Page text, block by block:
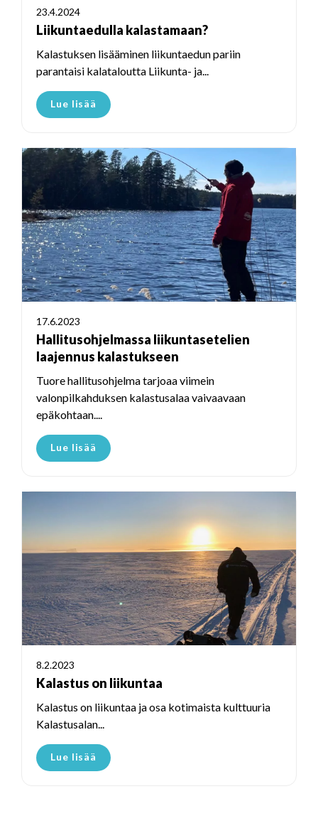
23.4.2024
Liikuntaedulla kalastamaan?
Kalastuksen lisääminen liikuntaedun pariin
parantaisi kalataloutta Liikunta- ja...
Lue lisää
17.6.2023
Hallitusohjelmassa liikuntasetelien
laajennus kalastukseen
Tuore hallitusohjelma tarjoaa viimein
valonpilkahduksen kalastusalaa vaivaavaan
epäkohtaan....
Lue lisää
8.2.2023
Kalastus on liikuntaa
Kalastus on liikuntaa ja osa kotimaista kulttuuria
Kalastusalan...
Lue lisää